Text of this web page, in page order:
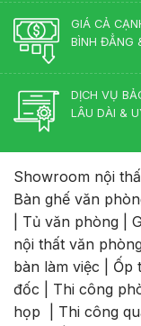
GIÁ CẢ
BÌNH ĐẲNG
DỊCH VỤ
LÂU DÀI &
Showroom nội
Bàn ghế văn
Tủ văn phòng
nội thất văn
bàn làm việc
Ốp
đốc
Thi công
họp
Thi công